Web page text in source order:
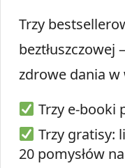
Trzy
zdrowe dania w
Trzy e-booki
Trzy gratisy:
20 pomysłów